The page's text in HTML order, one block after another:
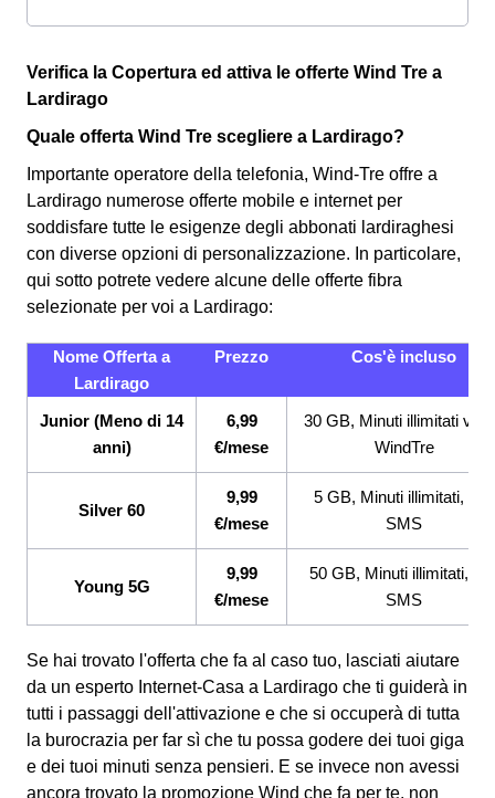
Verifica la Copertura ed attiva le offerte Wind Tre a
Lardirago
Quale offerta Wind Tre scegliere a Lardirago?
Importante operatore della telefonia, Wind-Tre offre a
Lardirago numerose offerte mobile e internet per
soddisfare tutte le esigenze degli abbonati lardiraghesi
con diverse opzioni di personalizzazione. In particolare,
qui sotto potrete vedere alcune delle offerte fibra
selezionate per voi a Lardirago:
Nome Offerta a
Lardirago
Prezzo Cos'è incluso
Junior (Meno di 14
anni)
6,99
€/mese
30 GB, Minuti illimitati
WindTre
Silver 60
9,99
€/mese
5 GB, Minuti illimitati, 200
SMS
Young 5G
9,99
€/mese
50 GB, Minuti illimitati,
SMS
Se hai trovato l'offerta che fa al caso tuo, lasciati aiutare
da un esperto Internet-Casa a Lardirago che ti guiderà in
tutti i passaggi dell'attivazione e che si occuperà di tutta
la burocrazia per far sì che tu possa godere dei tuoi giga
e dei tuoi minuti senza pensieri. E se invece non avessi
ancora trovato la promozione Wind che fa per te, non